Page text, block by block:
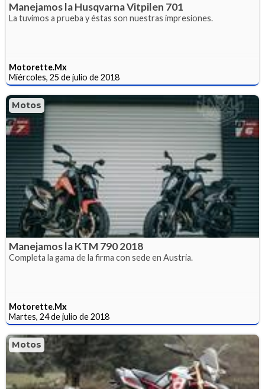
Manejamos la Husqvarna Vitpilen 701
La tuvimos a prueba y éstas son nuestras impresiones.
Motorette.Mx
Miércoles, 25 de julio de 2018
Motos
Manejamos la KTM 790 2018
Completa la gama de la firma con sede en Austria.
Motorette.Mx
Martes, 24 de julio de 2018
Motos